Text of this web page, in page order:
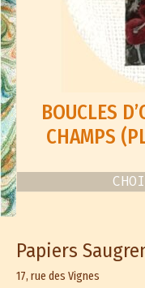
BOUCLES
CHAMPS
Papiers
17, rue des Vignes